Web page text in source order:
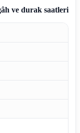
ve durak saatleri